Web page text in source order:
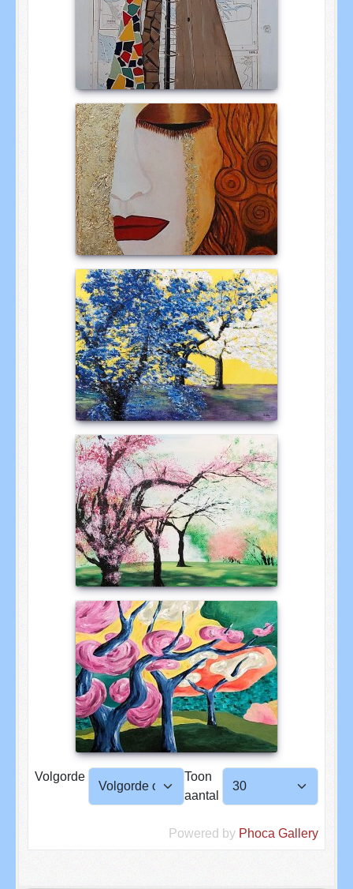
Volgorde
Toon
aantal
Powered by Phoca Gallery